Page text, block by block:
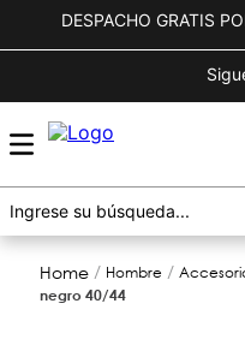
DESPACHO GRATIS
hombre
negro 40/44